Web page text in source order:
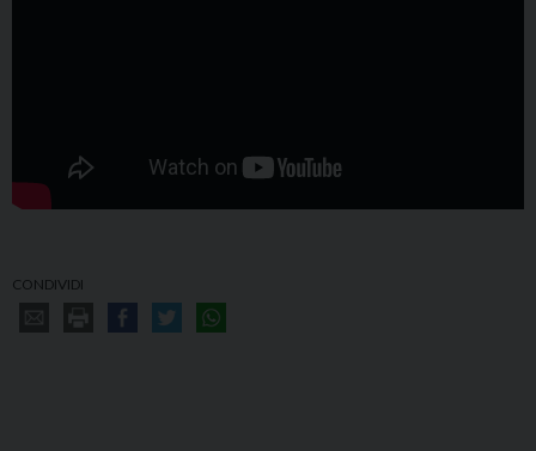
CONDIVIDI